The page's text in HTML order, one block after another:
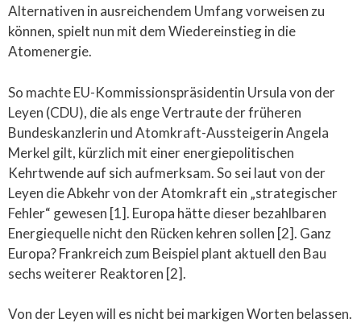
Alternativen in ausreichendem Umfang vorweisen zu
können, spielt nun mit dem Wiedereinstieg in die
Atomenergie.
So machte EU-Kommissionspräsidentin Ursula von der
Leyen (CDU), die als enge Vertraute der früheren
Bundeskanzlerin und Atomkraft-Aussteigerin Angela
Merkel gilt, kürzlich mit einer energiepolitischen
Kehrtwende auf sich aufmerksam. So sei laut von der
Leyen die Abkehr von der Atomkraft ein „strategischer
Fehler“ gewesen [1]. Europa hätte dieser bezahlbaren
Energiequelle nicht den Rücken kehren sollen [2]. Ganz
Europa? Frankreich zum Beispiel plant aktuell den Bau
sechs weiterer Reaktoren [2].
Von der Leyen will es nicht bei markigen Worten belassen.